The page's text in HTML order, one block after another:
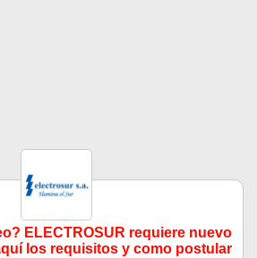
ELECTROSUR requiere nuevo
los requisitos y como postular